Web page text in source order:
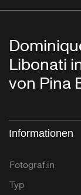
Libonati
von Pina
Informationen
Fotograf:in
Typ